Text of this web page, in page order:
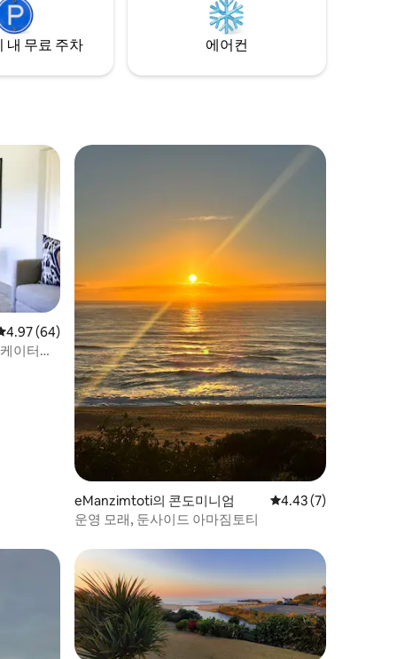
용 라파와 데크가 있습니다. 영감을 얻으세
내 무료 주차 에어컨
점 4.97점(5점 만점), 후기 64개
4.97 (64)
이터링
eManzimtoti의 콘도미니엄 평점 4.43점(5점 만점
4.43 (7)
운영 모래, 둔사이드 아마짐토티